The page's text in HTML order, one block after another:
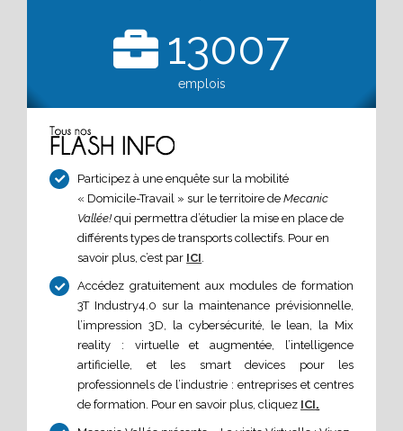
13007
emplois
Participez à une enquête sur la mobilité
« Domicile-Travail » sur le territoire deMecanic
Vallée!qui permettra d’étudier la mise en place de
différents types de transports collectifs. Pour en
savoir plus, c’est par ICI
Accédez gratuitement aux modules de formation
3T Industry4.0 sur la maintenance prévisionnelle,
l’impression 3D, la cybersécurité, le lean, la Mix
reality : virtuelle et augmentée, l’intelligence
artificielle, et les smart devices pour les
professionnels de l’industrie : entreprises et centres
de formation. Pour en savoir plus, cliquez ICI.